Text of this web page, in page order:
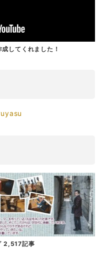
してくれました！
2,517記事